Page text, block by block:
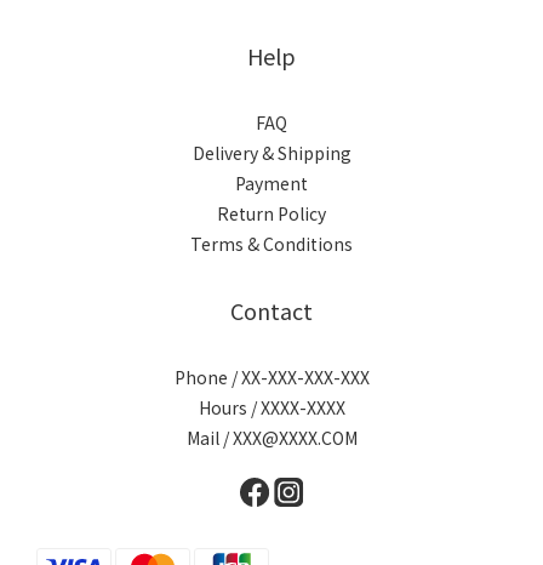
Help
FAQ
Delivery & Shipping
Payment
Return Policy
Terms & Conditions
Contact
Phone / XX-XXX-XXX-XXX
Hours / XXXX-XXXX
Mail / XXX@XXXX.COM